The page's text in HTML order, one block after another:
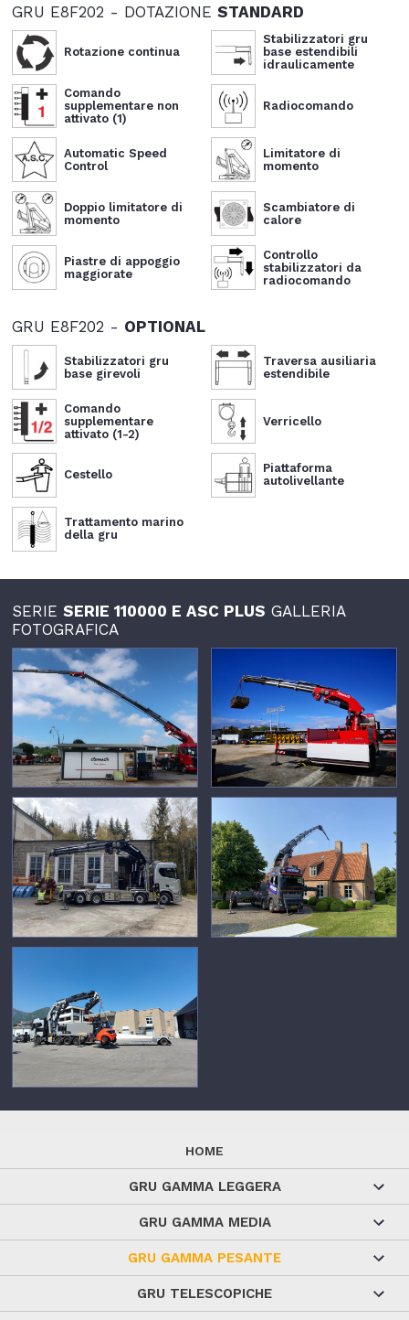
GRU E8F202 - DOTAZIONESTANDARD
Rotazione continua
Stabilizzatori gru
base estendibili
idraulicamente
Comando
supplementare non
attivato (1)
Radiocomando
Automatic Speed
Control
Limitatore di
momento
Doppio limitatore di
momento
Scambiatore di
calore
Piastre di appoggio
maggiorate
Controllo
stabilizzatori da
radiocomando
GRU E8F202 - OPTIONAL
Stabilizzatori gru
base girevoli
Traversa ausiliaria
estendibile
Comando
supplementare
attivato (1-2)
Verricello
Cestello
Piattaforma
autolivellante
Trattamento marino
della gru
SERIESERIE 110000 E ASC PLUS GALLERIA
FOTOGRAFICA
HOME
GRU GAMMA LEGGERA
GRU GAMMA MEDIA
GRU GAMMA PESANTE
GRU TELESCOPICHE